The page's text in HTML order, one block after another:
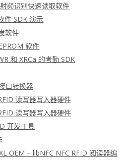
频识别快速读取软件
件 SDK 演示
软件
软件
和 XRCa 的考勤 SDK
口转换器
读写器写入器硬件
读写器写入器硬件
开发工具
OEM – libNFC NFC RFID 阅读器编